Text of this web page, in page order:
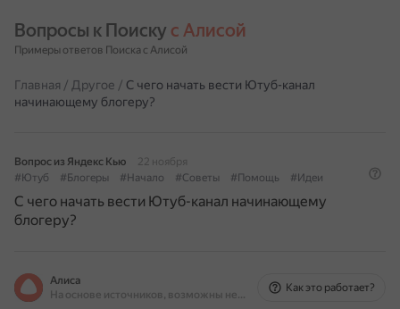
Вопросы к Поиску с Алисой
Примеры ответов Поиска с Алисой
Главная / Другое / С чего начать вести Ютуб-канал
начинающему блогеру?
Вопрос из Яндекс Кью
22 ноября
#Ютуб
#Блогеры #Начало #Советы #Помощь #Идеи
С чего начать вести Ютуб-канал начинающему
блогеру?
Алиса
На основе источников, возможны неточности
Как это работает?